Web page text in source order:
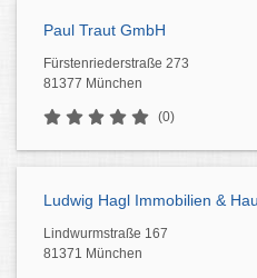
Paul Traut GmbH
Fürstenriederstraße 273
81377 München
(0)
Ludwig Hagl Immobilien &
Lindwurmstraße 167
81371 München